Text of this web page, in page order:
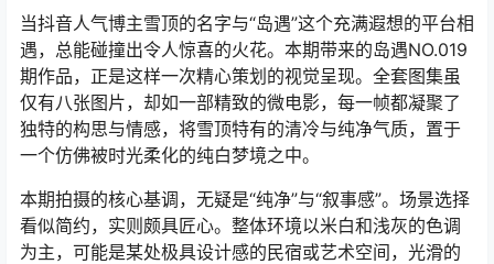
当抖音人气博主雪顶的名字与“岛遇”这个充满遐想的平台相
遇，总能碰撞出令人惊喜的火花。本期带来的岛遇NO.019
期作品，正是这样一次精心策划的视觉呈现。全套图集虽
仅有八张图片，却如一部精致的微电影，每一帧都凝聚了
独特的构思与情感，将雪顶特有的清冷与纯净气质，置于
一个仿佛被时光柔化的纯白梦境之中。
本期拍摄的核心基调，无疑是“纯净”与“叙事感”。场景选择
看似简约，实则颇具匠心。整体环境以米白和浅灰的色调
为主，可能是某处极具设计感的民宿或艺术空间，光滑的